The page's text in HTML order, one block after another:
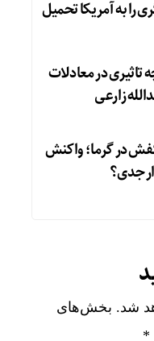
به آمریکا تحمیل
نصر ۲ چه تاثیری در معادلات
زارعی
در گرما؛ واکنش
جدی؟
شد. بخش‌های
*